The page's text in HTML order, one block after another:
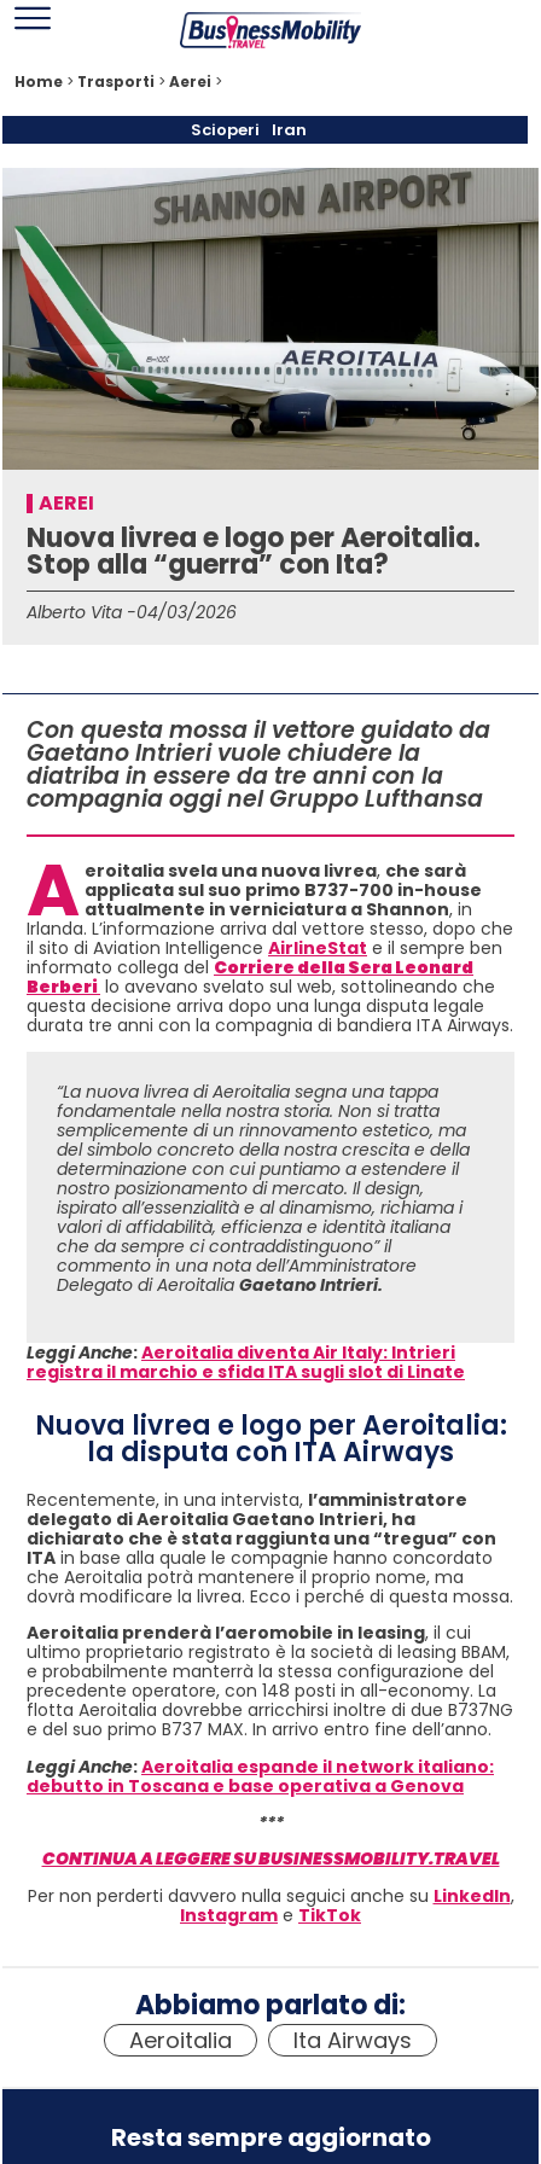
Home > Trasporti > Aerei >
Scioperi Iran
AEREI
Nuova livrea e logo per Aeroitalia.
Stop alla “guerra” con Ita?
Alberto Vita -04/03/2026
Con questa mossa il vettore guidato da
Gaetano Intrieri vuole chiudere la
diatriba in essere da tre anni con la
compagnia oggi nel Gruppo Lufthansa
A eroitalia svela una nuova livrea, che sarà
applicata sul suo primo B737-700 in-house
attualmente in verniciatura a Shannon, in
Irlanda. L’informazione arriva dal vettore stesso, dopo che
il sito di Aviation Intelligence AirlineStat e il sempre ben
informato collega delCorriere della Sera Leonard
Berberi lo avevano svelato sul web, sottolineando che
questa decisione arriva dopo una lunga disputa legale
durata tre anni con la compagnia di bandiera ITA Airways.
“La nuova livrea di Aeroitalia segna una tappa
fondamentale nella nostra storia. Non si tratta
semplicemente di un rinnovamento estetico, ma
del simbolo concreto della nostra crescita e della
determinazione con cui puntiamo a estendere il
nostro posizionamento di mercato. Il design,
ispirato all’essenzialità e al dinamismo, richiama i
valori di affidabilità, efficienza e identità italiana
che da sempre ci contraddistinguono” il
commento in una nota dell’Amministratore
Delegato di Aeroitalia Gaetano Intrieri.
Leggi Anche:Aeroitalia diventa Air Italy: Intrieri
registra il marchio e sfida ITA sugli slot di Linate
Nuova livrea e logo per Aeroitalia:
la disputa con ITA Airways
Recentemente, in una intervista, l’amministratore
delegato di Aeroitalia Gaetano Intrieri, ha
dichiarato che è stata raggiunta una “tregua” con
ITA in base alla quale le compagnie hanno concordato
che Aeroitalia potrà mantenere il proprio nome, ma
dovrà modificare la livrea. Ecco i perché di questa mossa.
Aeroitalia prenderà l’aeromobile in leasing, il cui
ultimo proprietario registrato è la società di leasing BBAM,
e probabilmente manterrà la stessa configurazione del
precedente operatore, con 148 posti in all-economy. La
flotta Aeroitalia dovrebbe arricchirsi inoltre di due B737NG
e del suo primo B737 MAX. In arrivo entro fine dell’anno.
Leggi Anche:Aeroitalia espande il network italiano:
debutto in Toscana e base operativa a Genova
***
CONTINUA A LEGGERE SU BUSINESSMOBILITY.TRAVEL
Per non perderti davvero nulla seguici anche su LinkedIn,
Instagram e TikTok
Abbiamo parlato di:
Aeroitalia Ita Airways
Resta sempre aggiornato